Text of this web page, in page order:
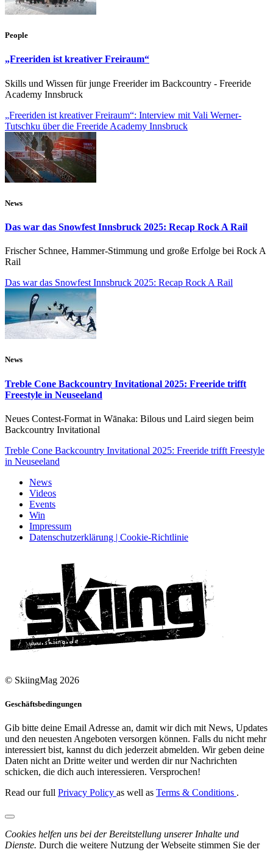
People
„Freeriden ist kreativer Freiraum“
Skills und Wissen für junge Freerider im Backcountry - Freeride
Academy Innsbruck
„Freeriden ist kreativer Freiraum“: Interview mit Vali Werner-
Tutschku über die Freeride Academy Innsbruck
News
Das war das Snowfest Innsbruck 2025: Recap Rock A Rail
Frischer Schnee, Hammer-Stimmung und große Erfolge bei Rock A
Rail
Das war das Snowfest Innsbruck 2025: Recap Rock A Rail
News
Treble Cone Backcountry Invitational 2025: Freeride trifft
Freestyle in Neuseeland
Neues Contest-Format in Wānaka: Bilous und Laird siegen beim
Backcountry Invitational
Treble Cone Backcountry Invitational 2025: Freeride trifft Freestyle
in Neuseeland
News
Videos
Events
Win
Impressum
Datenschutzerklärung | Cookie-Richtlinie
© SkiingMag 2026
Geschäftsbedingungen
Gib bitte deine Email Adresse an, damit wir dich mit News, Updates
und den neuesten Angeboten versorgen können. Falls du nicht mehr
interessiert bist, kannst du dich jederzeit abmelden. Wir geben deine
Daten nicht an Dritte weiter und werden dir nur Nachrichten
schicken, die dich auch interessieren. Versprochen!
Read our full Privacy Policy as well as Terms & Conditions .
Cookies helfen uns bei der Bereitstellung unserer Inhalte und
Dienste. Durch die weitere Nutzung der Webseite stimmen Sie der